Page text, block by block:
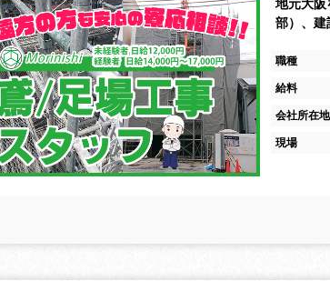
部）、
職種
給料
会社所在地
現場